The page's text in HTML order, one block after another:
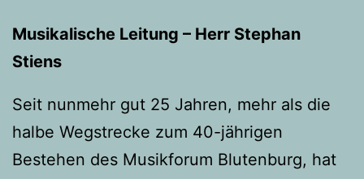
Musikalische Leitung – Herr Stephan
Stiens
Seit nunmehr gut 25 Jahren, mehr als die
halbe Wegstrecke zum 40-jährigen
Bestehen des Musikforum Blutenburg, hat